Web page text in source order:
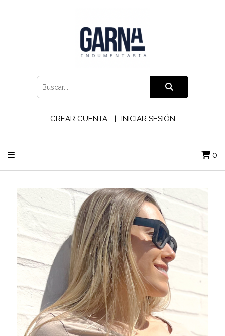
CREAR CUENTA INICIAR SESIÓN
0